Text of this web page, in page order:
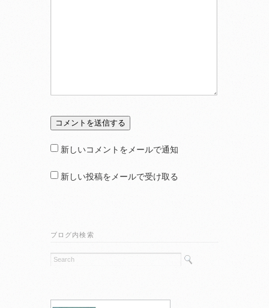
新しいコメントをメールで通知
新しい投稿をメールで受け取る
ブログ内検索